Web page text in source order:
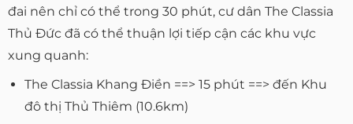
đai nên chỉ có thể trong 30 phút, cư dân The Classia
Thủ Đức đã có thể thuận lợi tiếp cận các khu vực
xung quanh:
The Classia Khang Điền ==> 15 phút ==> đến Khu
đô thị Thủ Thiêm (10.6km)